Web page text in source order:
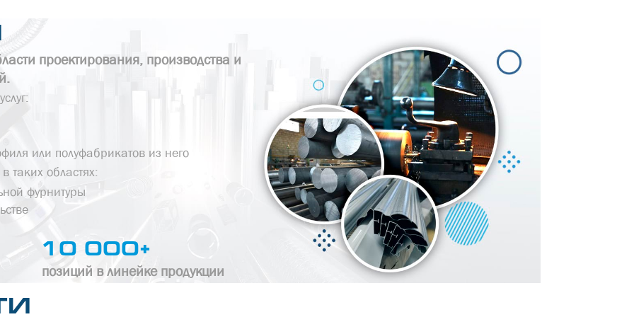
проектирования, производства и
или полуфабрикатов из него
таких областях:
фурнитуры
10 000+
позиций в линейке продукции